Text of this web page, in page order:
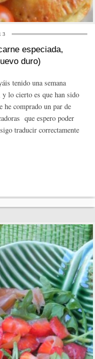
especiada,
duro)
tenido una semana
y lo cierto es que han sido
comprado un par de
que espero poder
traducir correctamente